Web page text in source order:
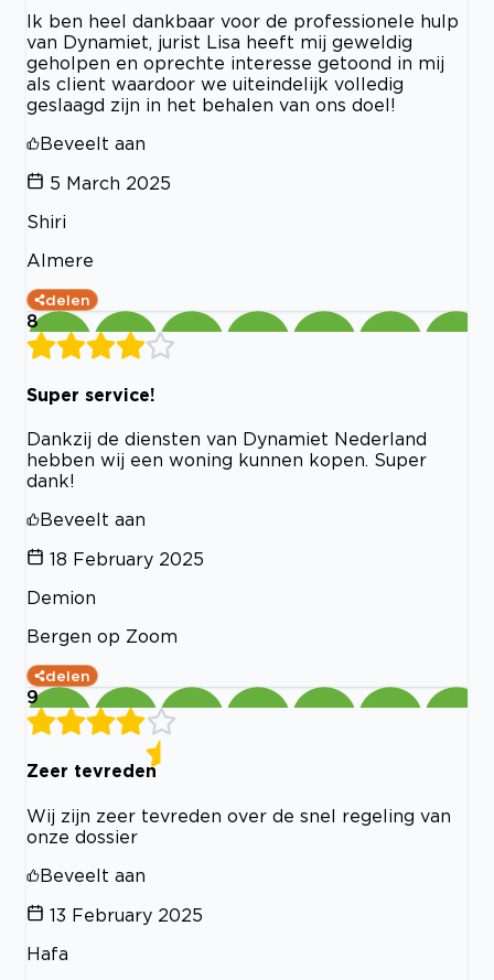
Ik ben heel dankbaar voor de professionele hulp
van Dynamiet, jurist Lisa heeft mij geweldig
geholpen en oprechte interesse getoond in mij
als client waardoor we uiteindelijk volledig
geslaagd zijn in het behalen van ons doel!
Beveelt aan
5 March 2025
Shiri
Almere
delen
8
Super service!
Dankzij de diensten van Dynamiet Nederland
hebben wij een woning kunnen kopen. Super
dank!
Beveelt aan
18 February 2025
Demion
Bergen op Zoom
delen
9
Zeer tevreden
Wij zijn zeer tevreden over de snel regeling van
onze dossier
Beveelt aan
13 February 2025
Hafa